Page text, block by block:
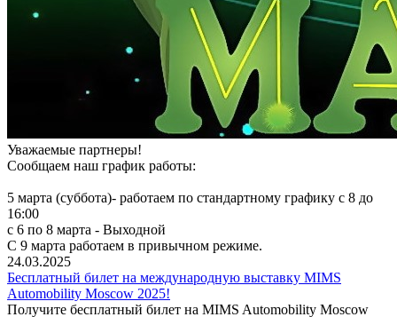
Уважаемые партнеры!
Сообщаем наш график работы:
5 марта (суббота)- работаем по стандартному графику с 8 до
16:00
с 6 по 8 марта - Выходной
С 9 марта работаем в привычном режиме.
24.03.2025
Бесплатный билет на международную выставку MIMS
Automobility Moscow 2025!
Получите бесплатный билет на MIMS Automobility Moscow